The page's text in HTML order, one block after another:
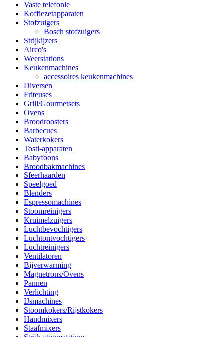
Vaste telefonie
Koffiezetapparaten
Stofzuigers
Bosch stofzuigers
Strijkijzers
Airco's
Weerstations
Keukenmachines
accessoires keukenmachines
Diversen
Friteuses
Grill/Gourmetsets
Ovens
Broodroosters
Barbecues
Waterkokers
Tosti-apparaten
Babyfoons
Broodbakmachines
Sfeerhaarden
Speelgoed
Blenders
Espressomachines
Stoomreinigers
Kruimelzuigers
Luchtbevochtigers
Luchtontvochtigers
Luchtreinigers
Ventilatoren
Bijverwarming
Magnetrons/Ovens
Pannen
Verlichting
IJsmachines
Stoomkokers/Rijstkokers
Handmixers
Staafmixers